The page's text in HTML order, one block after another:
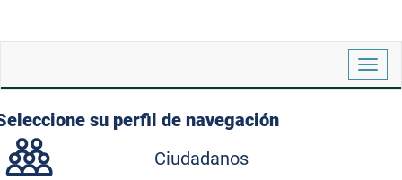
su perfil de navegación
Ciudadanos